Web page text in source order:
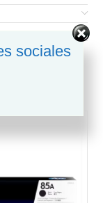
sociales